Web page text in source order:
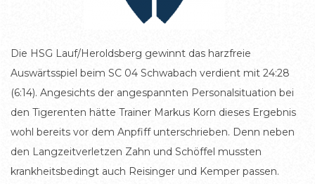
Die HSG Lauf/Heroldsberg gewinnt das harzfreie
Auswärtsspiel beim SC 04 Schwabach verdient mit 24:28
(6:14). Angesichts der angespannten Personalsituation bei
den Tigerenten hätte Trainer Markus Korn dieses Ergebnis
wohl bereits vor dem Anpfiff unterschrieben. Denn neben
den Langzeitverletzen Zahn und Schöffel mussten
krankheitsbedingt auch Reisinger und Kemper passen.